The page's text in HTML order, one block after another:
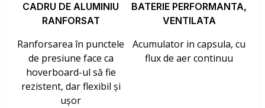
CADRU DE ALUMINIU
RANFORSAT
Ranforsarea în punctele
de presiune face ca
hoverboard-ul să fie
rezistent, dar flexibil și
ușor
BATERIE PERFORMANTA,
VENTILATA
Acumulator in capsula, cu
flux de aer continuu